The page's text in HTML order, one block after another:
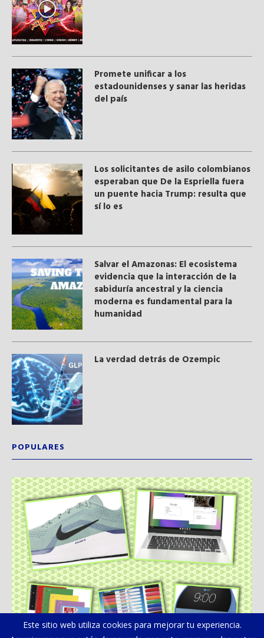
Promete unificar a los
estadounidenses y sanar las heridas
del país
Los solicitantes de asilo colombianos
esperaban que De la Espriella fuera
un puente hacia Trump: resulta que
sí lo es
Salvar el Amazonas: El ecosistema
evidencia que la interacción de la
sabiduría ancestral y ​la ciencia
moderna​ es fundamental para la
humanidad
La verdad detrás de Ozempic
POPULARES
Este sitio web utiliza cookies para mejorar tu experiencia.